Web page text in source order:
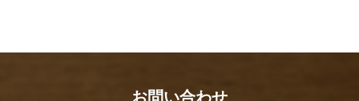
お問い合わせ